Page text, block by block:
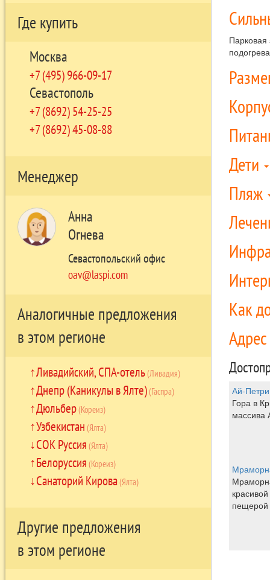
Где купить
Москва
+7 (495) 966-09-17
Севастополь
+7 (8692) 54-25-25
+7 (8692) 45-08-88
Менеджер
Анна
Огнева
Севастопольский офис
oav@laspi.com
Аналогичные предложения
в этом регионе
Ливадийский, СПА-отель(Ливадия)
Днепр (Каникулы в Ялте)(Гаспра)
Дюльбер(Кореиз)
Узбекистан (Ялта)
СОК Руссия (Ялта)
Белоруссия (Кореиз)
Санаторий Кирова(Ялта)
Другие предложения
в этом регионе
Дети
Пляж
Как
Адрес
Ай-Петри
Гора в
массива